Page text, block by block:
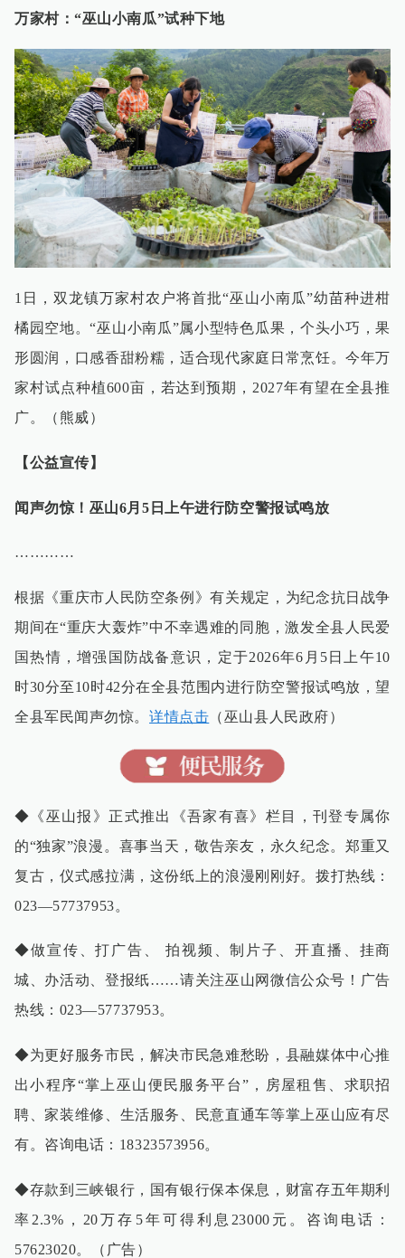
万家村：“巫山小南瓜”试种下地
1日，双龙镇万家村农户将首批“巫山小南瓜”幼苗种进柑
橘园空地。“巫山小南瓜”属小型特色瓜果，个头小巧，果
形圆润，口感香甜粉糯，适合现代家庭日常烹饪。今年万
家村试点种植600亩，若达到预期，2027年有望在全县推
广。（熊威）
【公益宣传】
闻声勿惊！巫山6月5日上午进行防空警报试鸣放
…………
根据《重庆市人民防空条例》有关规定，为纪念抗日战争
期间在“重庆大轰炸”中不幸遇难的同胞，激发全县人民爱
国热情，增强国防战备意识，定于2026年6月5日上午10
时30分至10时42分在全县范围内进行防空警报试鸣放，望
全县军民闻声勿惊。详情点击 （巫山县人民政府）
◆《巫山报》正式推出《吾家有喜》栏目，刊登专属你
的“独家”浪漫。喜事当天，敬告亲友，永久纪念。郑重又
复古，仪式感拉满，这份纸上的浪漫刚刚好。拨打热线：
023—57737953。
◆做宣传、打广告、 拍视频、制片子、开直播、挂商
城、办活动、登报纸……请关注巫山网微信公众号！广告
热线：023—57737953。
◆为更好服务市民，解决市民急难愁盼，县融媒体中心推
出小程序“掌上巫山便民服务平台”，房屋租售、求职招
聘、家装维修、生活服务、民意直通车等掌上巫山应有尽
有。咨询电话：18323573956。
◆存款到三峡银行，国有银行保本保息，财富存五年期利
率2.3%，20万存5年可得利息23000元。咨询电话：
57623020。（广告）